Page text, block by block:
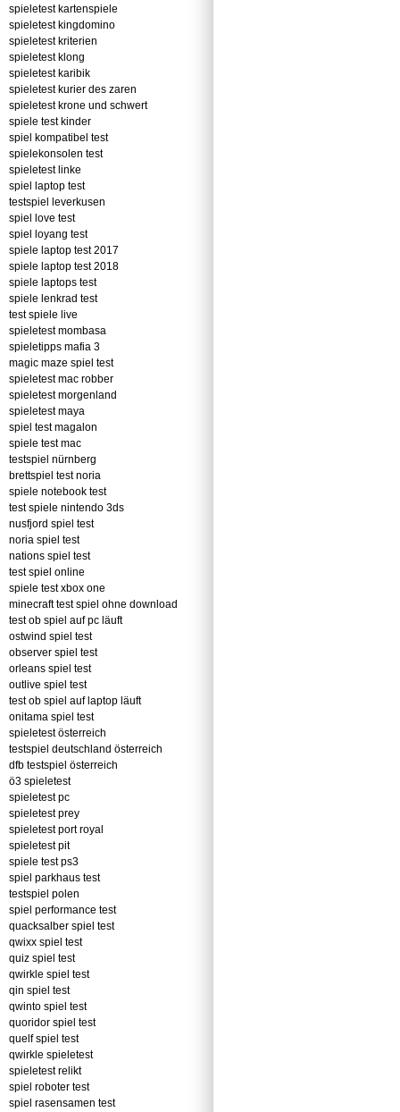
spieletest kartenspiele
spieletest kingdomino
spieletest kriterien
spieletest klong
spieletest karibik
spieletest kurier des zaren
spieletest krone und schwert
spiele test kinder
spiel kompatibel test
spielekonsolen test
spieletest linke
spiel laptop test
testspiel leverkusen
spiel love test
spiel loyang test
spiele laptop test 2017
spiele laptop test 2018
spiele laptops test
spiele lenkrad test
test spiele live
spieletest mombasa
spieletipps mafia 3
magic maze spiel test
spieletest mac robber
spieletest morgenland
spieletest maya
spiel test magalon
spiele test mac
testspiel nürnberg
brettspiel test noria
spiele notebook test
test spiele nintendo 3ds
nusfjord spiel test
noria spiel test
nations spiel test
test spiel online
spiele test xbox one
minecraft test spiel ohne download
test ob spiel auf pc läuft
ostwind spiel test
observer spiel test
orleans spiel test
outlive spiel test
test ob spiel auf laptop läuft
onitama spiel test
spieletest österreich
testspiel deutschland österreich
dfb testspiel österreich
ö3 spieletest
spieletest pc
spieletest prey
spieletest port royal
spieletest pit
spiele test ps3
spiel parkhaus test
testspiel polen
spiel performance test
quacksalber spiel test
qwixx spiel test
quiz spiel test
qwirkle spiel test
qin spiel test
qwinto spiel test
quoridor spiel test
quelf spiel test
qwirkle spieletest
spieletest relikt
spiel roboter test
spiel rasensamen test